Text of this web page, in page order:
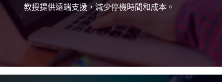
教授提供遠端支援，減少停機時間和成本。